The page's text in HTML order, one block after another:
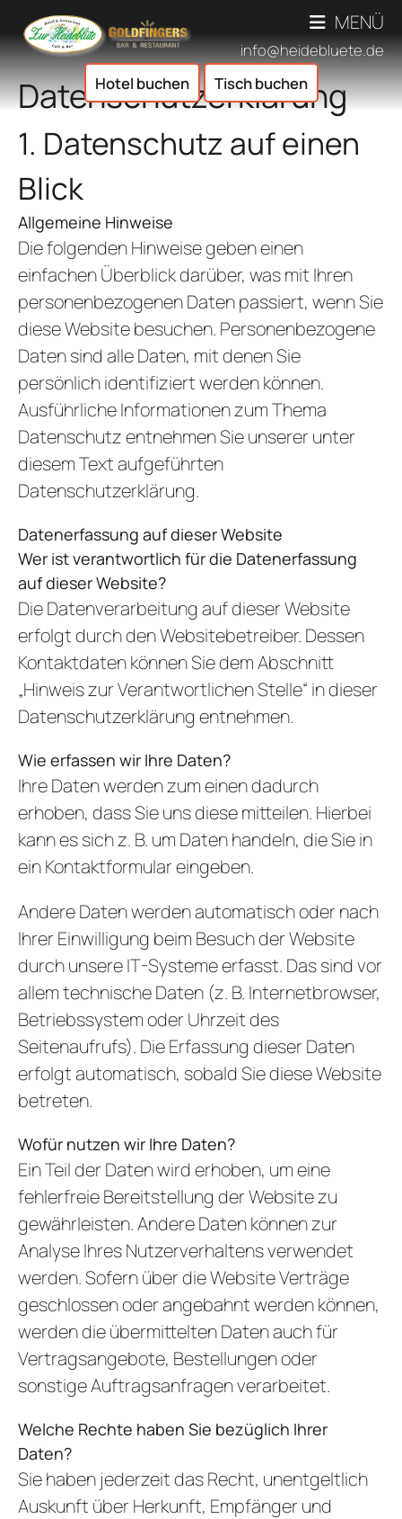
Hotel buchen Tisch buchen
MENÜ
info@heidebluete.de
ESSEN &
FRÜHSTÜCKEN &
BETRIEBSAUSFLÜGE/
AKTUELLE
FEIERN IM
ÜBERSICHT
Datenschutz­erklärung
1. Datenschutz auf einen
Blick
Allgemeine Hinweise
Die folgenden Hinweise geben einen
einfachen Überblick darüber, was mit Ihren
personenbezogenen Daten passiert, wenn Sie
diese Website besuchen. Personenbezogene
Daten sind alle Daten, mit denen Sie
persönlich identifiziert werden können.
Ausführliche Informationen zum Thema
Datenschutz entnehmen Sie unserer unter
diesem Text aufgeführten
Datenschutzerklärung.
Datenerfassung auf dieser Website
Wer ist verantwortlich für die Datenerfassung
auf dieser Website?
Die Datenverarbeitung auf dieser Website
erfolgt durch den Websitebetreiber. Dessen
Kontaktdaten können Sie dem Abschnitt
„Hinweis zur Verantwortlichen Stelle“ in dieser
Datenschutzerklärung entnehmen.
Wie erfassen wir Ihre Daten?
Ihre Daten werden zum einen dadurch
erhoben, dass Sie uns diese mitteilen. Hierbei
kann es sich z. B. um Daten handeln, die Sie in
ein Kontaktformular eingeben.
Andere Daten werden automatisch oder nach
Ihrer Einwilligung beim Besuch der Website
durch unsere IT-Systeme erfasst. Das sind vor
allem technische Daten (z. B. Internetbrowser,
Betriebssystem oder Uhrzeit des
Seitenaufrufs). Die Erfassung dieser Daten
erfolgt automatisch, sobald Sie diese Website
betreten.
Wofür nutzen wir Ihre Daten?
Ein Teil der Daten wird erhoben, um eine
fehlerfreie Bereitstellung der Website zu
gewährleisten. Andere Daten können zur
Analyse Ihres Nutzerverhaltens verwendet
werden. Sofern über die Website Verträge
geschlossen oder angebahnt werden können,
werden die übermittelten Daten auch für
Vertragsangebote, Bestellungen oder
sonstige Auftragsanfragen verarbeitet.
Welche Rechte haben Sie bezüglich Ihrer
Daten?
Sie haben jederzeit das Recht, unentgeltlich
Auskunft über Herkunft, Empfänger und